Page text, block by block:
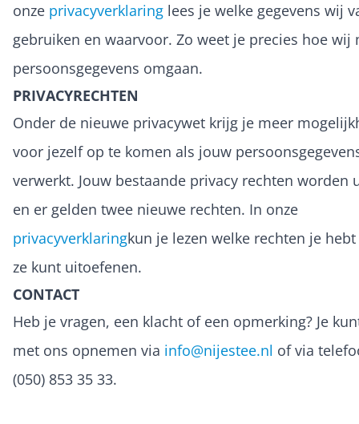
onze privacyverklaring lees je welke gegevens wij
gebruiken en waarvoor. Zo weet je precies hoe wij
persoonsgegevens omgaan.
PRIVACYRECHTEN
Onder de nieuwe privacywet krijg je meer
voor jezelf op te komen als jouw
verwerkt. Jouw bestaande privacy rechten worden
en er gelden twee nieuwe rechten. In onze
privacyverklaringkun je lezen welke rechten je
ze kunt uitoefenen.
CONTACT
Heb je vragen, een klacht of een opmerking? Je
met ons opnemen via info@nijestee.nl of via
(050) 853 35 33.